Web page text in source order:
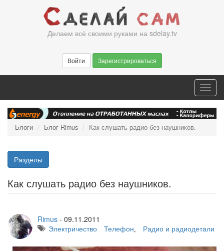
Делаем всё своими руками на sdelay.tv
Войти Зарегистрироваться
Блоги Блог Rimus Как слушать радио без наушников.
Разделы
Как слушать радио без наушников.
Rimus - 09.11.2011
Электричество
Телефон Радио и радиодетали